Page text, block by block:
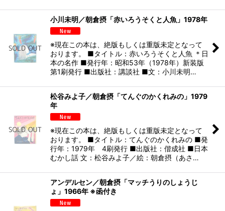
小川未明／朝倉摂「赤いろうそくと人魚」1978年
※現在この本は、絶版もしくは重版未定となって
おります。 ■タイトル：赤いろうそくと人魚 ＊日
本の名作 ■発行年：昭和53年（1978年）新装版
第1刷発行 ■出版社：講談社 ■文：小川未明…
松谷みよ子／朝倉摂「てんぐのかくれみの」1979
年
※現在この本は、絶版もしくは重版未定となって
おります。 ■タイトル：てんぐのかくれみの ■発
行年：1979年 4刷発行 ■出版社：偕成社 ■日本
むかし話 文：松谷みよ子／絵：朝倉摂（あさ…
アンデルセン／朝倉摂「マッチうりのしょうじ
ょ」1966年 ※函付き